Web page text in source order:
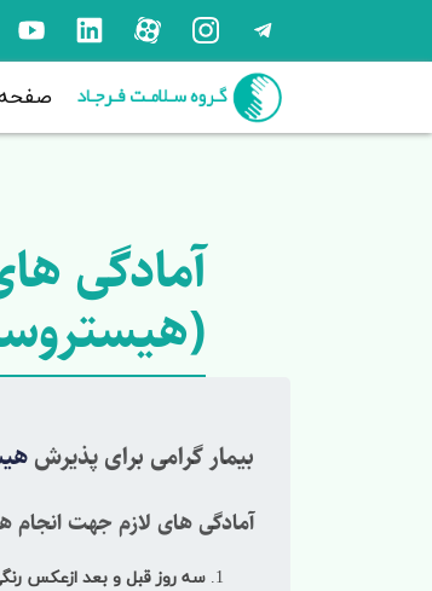
آمادگی
بیمار گرامی برای پذیرش
آمادگی های لازم جهت انجام
سه روز قبل و بعد ازعكس رنگی هر12 ساعت یك عدد كپسول